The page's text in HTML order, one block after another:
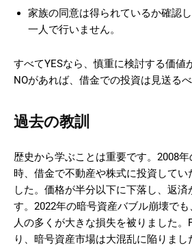
家族の同意は得られているか確認
一人で行いません。
すべてYESなら、慎重に検討する価値
NOがあれば、借金での投資は見送るべ
過去の教訓
歴史から学ぶことは重要です。2008
時、借金で不動産や株式に投資してい
した。価格が半分以下に下落し、返
す。2022年の暗号資産バブル崩壊で
人の多くが大きな損失を被りました。
り、暗号資産市場は大混乱に陥りま